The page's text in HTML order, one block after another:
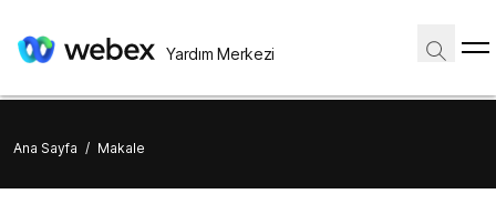
Yardım Merkezi
Ana Sayfa / Makale